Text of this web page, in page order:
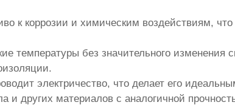
к коррозии и химическим воздействиям,
температуры без значительного изменения
электричество, что делает его
и других материалов с аналогичной